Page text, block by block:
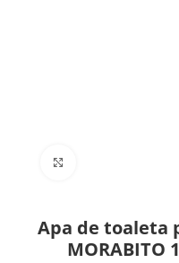
Apa de toaleta
MORABITO